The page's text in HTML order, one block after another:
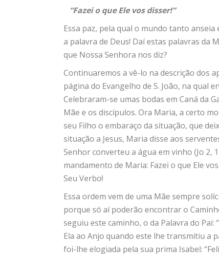
“Fazei o que Ele vos disser!”
Essa paz, pela qual o mundo tanto
a palavra de Deus! Daí estas palavras da
que Nossa Senhora nos diz?
Continuaremos a vê-lo na descrição dos
página do Evangelho de S. João, na qual
Celebraram-se umas bodas em Caná da
Mãe e os discípulos. Ora Maria, a certo
seu Filho o embaraço da situação, que
situação a Jesus, Maria disse aos
Senhor converteu a água em vinho (Jo 2,
mandamento de Maria: Fazei o que Ele
Seu Verbo!
Essa ordem vem de uma Mãe sempre
porque só aí poderão encontrar o
seguiu este caminho, o da Palavra do Pai:
Ela ao Anjo quando este lhe transmitiu a
foi-lhe elogiada pela sua prima Isabel: